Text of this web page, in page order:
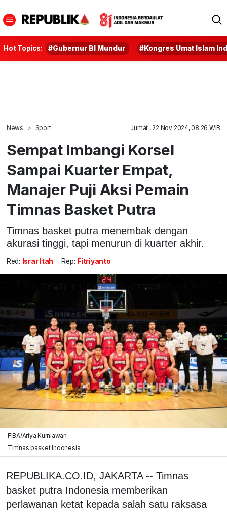
Hot Topics: #Gubernur BI Mundur #Kongres Umat Islam
News Sport Jumat , 22 Nov 2024, 08:26 WIB
Sempat Imbangi Korsel
Sampai Kuarter Empat,
Manajer Puji Aksi Pemain
Timnas Basket Putra
Timnas basket putra menembak dengan
akurasi tinggi, tapi menurun di kuarter akhir.
Red: Israr Itah Rep: Fitriyanto
FIBA/Ariya Kurniawan
Timnas basket Indonesia.
REPUBLIKA.CO.ID, JAKARTA -- Timnas
basket putra Indonesia memberikan
perlawanan ketat kepada salah satu raksasa